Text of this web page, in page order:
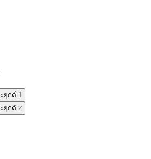
ยุกต์ 1
ยุกต์ 2